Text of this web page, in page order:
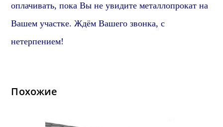
оплачивать, пока Вы не увидите металлопрокат на
Вашем участке. Ждём Вашего звонка, с
нетерпением!
Похожие